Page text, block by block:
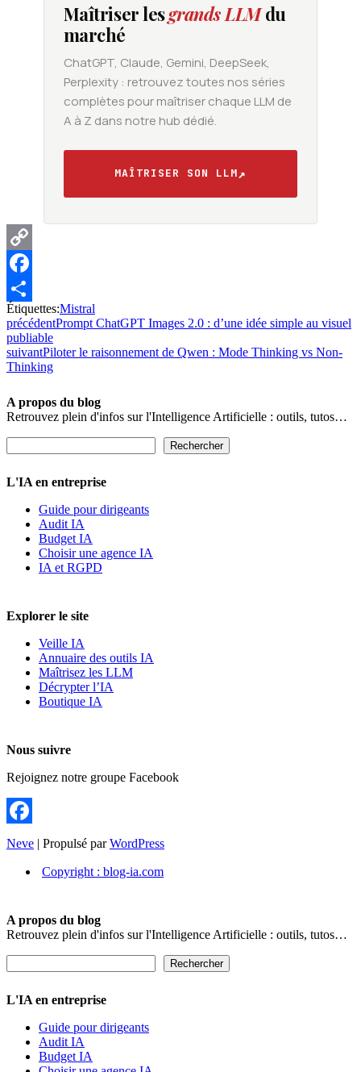
Maîtriser lesgrands LLMdu
marché
ChatGPT, Claude, Gemini, DeepSeek,
Perplexity : retrouvez toutes nos séries
complètes pour maîtriser chaque LLM de
A à Z dans notre hub dédié.
MAÎTRISER SON LLM↗
Copy
Link
Facebook
Partager
Étiquettes:Mistral
précédentPrompt ChatGPT Images 2.0 : d’une idée simple au visuel
publiable
suivantPiloter le raisonnement de Qwen : Mode Thinking vs Non-
Thinking
A propos du blog
Retrouvez plein d'infos sur l'Intelligence Artificielle : outils, tutos…
Rechercher
L'IA en entreprise
Guide pour dirigeants
Audit IA
Budget IA
Choisir une agence IA
IA et RGPD
Explorer le site
Veille IA
Annuaire des outils IA
Maîtrisez les LLM
Décrypter l’IA
Boutique IA
Nous suivre
Rejoignez notre groupe Facebook
Facebook
Neve | Propulsé parWordPress
Copyright : blog-ia.com
A propos du blog
Retrouvez plein d'infos sur l'Intelligence Artificielle : outils, tutos…
Rechercher
L'IA en entreprise
Guide pour dirigeants
Audit IA
Budget IA